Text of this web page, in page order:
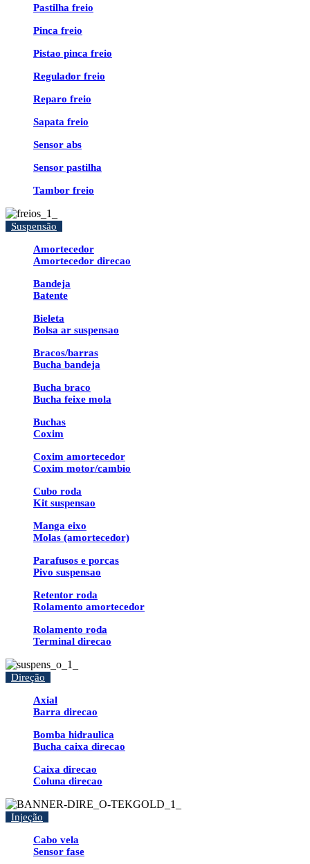
Pastilha freio
Pinca freio
Pistao pinca freio
Regulador freio
Reparo freio
Sapata freio
Sensor abs
Sensor pastilha
Tambor freio
Suspensão
Amortecedor
Amortecedor direcao
Bandeja
Batente
Bieleta
Bolsa ar suspensao
Bracos/barras
Bucha bandeja
Bucha braco
Bucha feixe mola
Buchas
Coxim
Coxim amortecedor
Coxim motor/cambio
Cubo roda
Kit suspensao
Manga eixo
Molas (amortecedor)
Parafusos e porcas
Pivo suspensao
Retentor roda
Rolamento amortecedor
Rolamento roda
Terminal direcao
Direção
Axial
Barra direcao
Bomba hidraulica
Bucha caixa direcao
Caixa direcao
Coluna direcao
Injeção
Cabo vela
Sensor fase